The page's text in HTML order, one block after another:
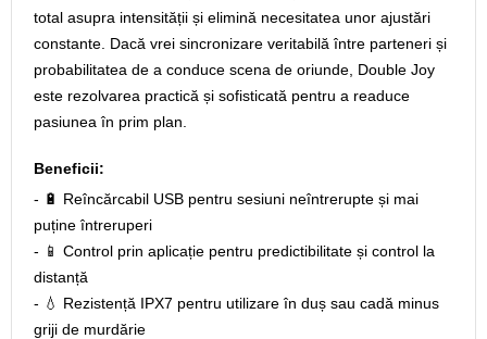
total asupra intensității și elimină necesitatea unor ajustări
constante. Dacă vrei sincronizare veritabilă între parteneri și
probabilitatea de a conduce scena de oriunde, Double Joy
este rezolvarea practică și sofisticată pentru a readuce
pasiunea în prim plan.
Beneficii:
- 🔋 Reîncărcabil USB pentru sesiuni neîntrerupte și mai
puține întreruperi
- 📱 Control prin aplicație pentru predictibilitate și control la
distanță
- 💧 Rezistență IPX7 pentru utilizare în duș sau cadă minus
griji de murdărie